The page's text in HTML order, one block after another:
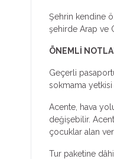
Şehrin kendine
şehirde Arap ve
ÖNEMLİ
Geçerli
sokmama
Acente, hava
değişebilir.
çocuklar alan
Tur paketine